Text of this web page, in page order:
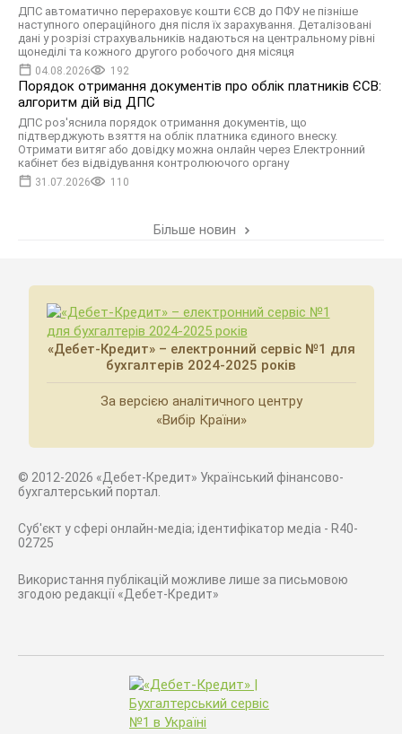
ДПС автоматично перераховує кошти ЄСВ до ПФУ не пізніше
наступного операційного дня після їх зарахування. Деталізовані
дані у розрізі страхувальників надаються на центральному рівні
щонеділі та кожного другого робочого дня місяця
04.08.2026 192
Порядок отримання документів про облік платників ЄСВ:
алгоритм дій від ДПС
ДПС роз'яснила порядок отримання документів, що
підтверджують взяття на облік платника єдиного внеску.
Отримати витяг або довідку можна онлайн через Електронний
кабінет без відвідування контролюючого органу
31.07.2026 110
Більше новин
«Дебет-Кредит» – електронний сервіс №1 для
бухгалтерів 2024-2025 років
За версією аналітичного центру
«Вибір Країни»
© 2012-2026 «Дебет-Кредит» Український фінансово-
бухгалтерський портал.
Суб'єкт у сфері онлайн-медіа; ідентифікатор медіа - R40-
02725
Використання публікацій можливе лише за письмовою
згодою редакції «Дебет-Кредит»